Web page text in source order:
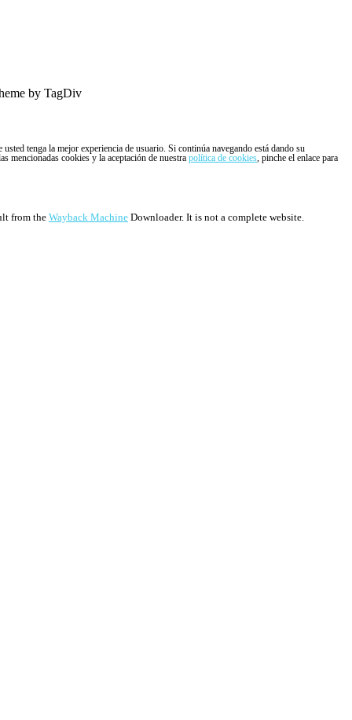
by TagDiv
tenga la mejor experiencia de usuario. Si continúa navegando está dando su
mencionadas cookies y la aceptación de nuestra política de cookies, pinche el enlace para
from the Wayback Machine Downloader. It is not a complete website.